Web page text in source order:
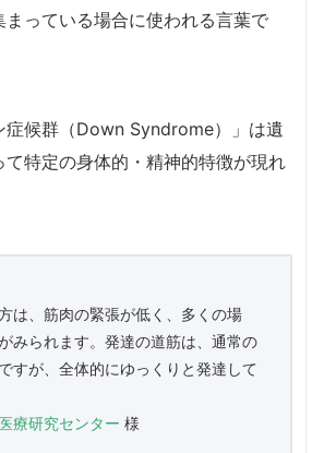
まっている場合に使われる言葉で
症候群（Down Syndrome）」は遺
特定の身体的・精神的特徴が現れ
は、筋肉の緊張が低く、多くの場
みられます。発達の道筋は、通常の
すが、全体的にゆっくりと発達して
療研究センター 様